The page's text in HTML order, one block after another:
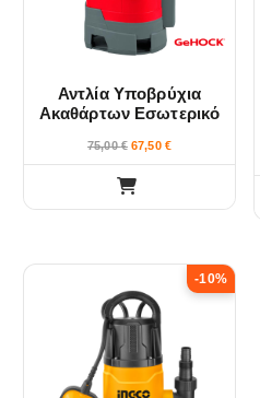
Αντλία Υποβρύχια
Ακαθάρτων Εσωτερικό
75,00€ 67,50 €
-10%